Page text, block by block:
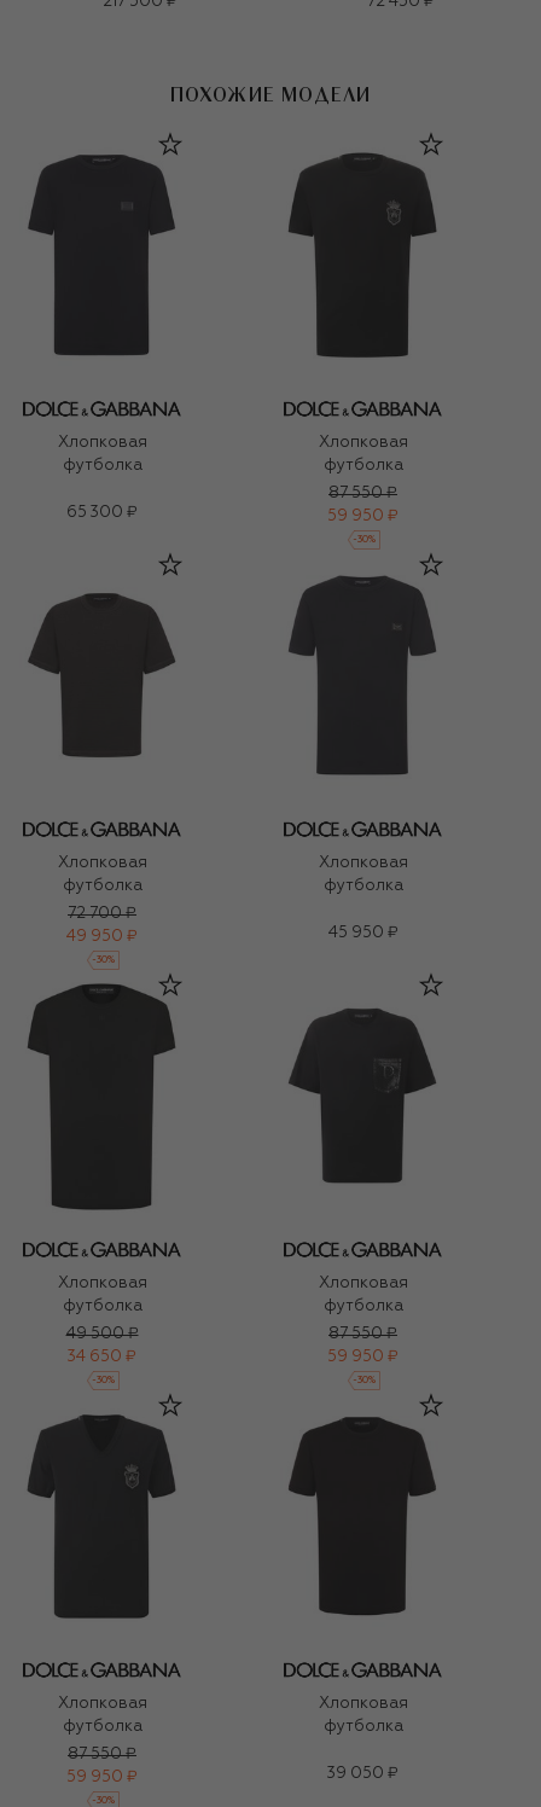
ПОХОЖИЕ МОДЕЛИ
Хлопковая
футболка
65 300 ₽
Хлопковая
футболка
87 550 ₽
59 950 ₽
-30%
Хлопковая
футболка
72 700 ₽
49 950 ₽
-30%
Хлопковая
футболка
45 950 ₽
Хлопковая
футболка
49 500 ₽
34 650 ₽
-30%
Хлопковая
футболка
87 550 ₽
59 950 ₽
-30%
Хлопковая
футболка
87 550 ₽
59 950 ₽
-30%
Хлопковая
футболка
39 050 ₽